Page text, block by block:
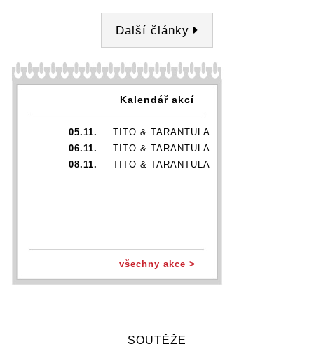
Další články
Kalendář akcí
05.11.
TITO & TARANTULA
06.11.
TITO & TARANTULA
08.11.
TITO & TARANTULA
všechny akce >
SOUTĚŽE